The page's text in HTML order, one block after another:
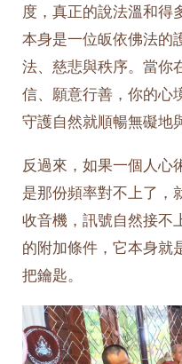
度，真正的說法溫和得
本身是一位皈依佛法的
法、慈悲與秩序。當你
信、願意行善，你的心
守護自然就順暢無礙地
反過來，如果一個人心
是那份頻率對不上了，
收音機，訊號自然接不
的附加條件，它本身就
把鑰匙。